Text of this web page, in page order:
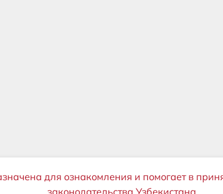
для ознакомления и помогает в
законодательства Узбекистана.